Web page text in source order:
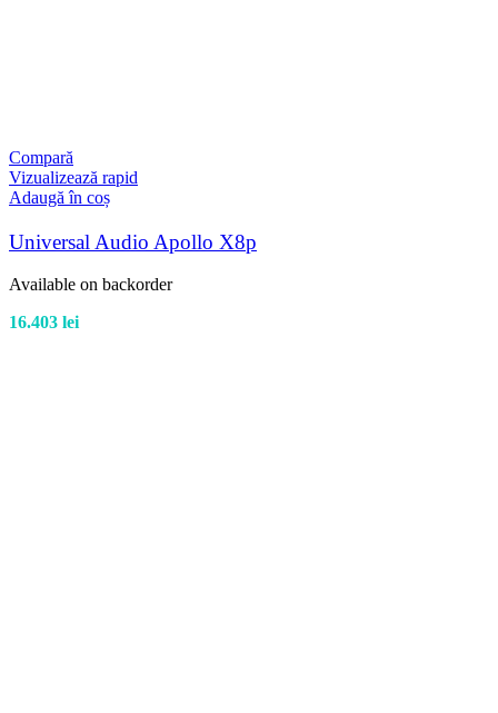
Compară
Vizualizează rapid
Adaugă în coș
Universal Audio Apollo X8p
Available on backorder
16.403 lei